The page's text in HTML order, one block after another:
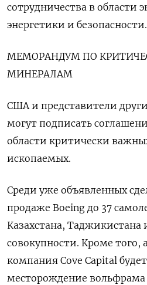
сотрудничества в области
энергетики и безопасности.
МЕМОРАНДУМ ПО
МИНЕРАЛАМ
США и представители
могут подписать
области критически
ископаемых.
Среди уже объявленных
продаже Boeing до 37
Казахстана, Таджикистана
совокупности. Кроме того,
компания Cove Capital
месторождение вольфрама